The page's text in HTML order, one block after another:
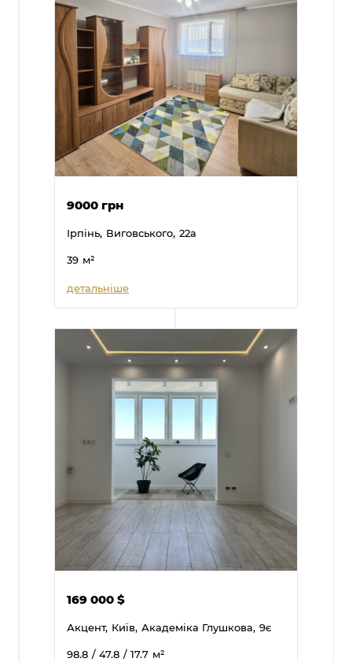
9000 грн
Ірпінь, Виговського, 22а
39 м²
детальніше
169 000$
Акцент, Київ, Академіка Глушкова, 9є
98.8 / 47.8 / 17.7 м²